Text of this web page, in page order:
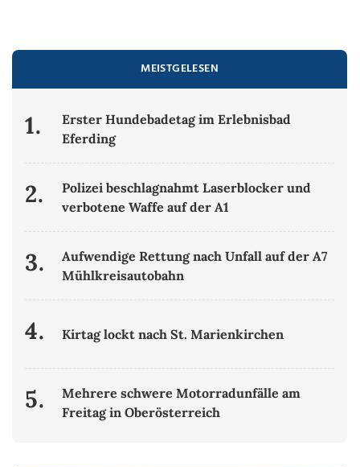
MEISTGELESEN
1.
Erster Hundebadetag im Erlebnisbad
Eferding
2.
Polizei beschlagnahmt Laserblocker und
verbotene Waffe auf der A1
3.
Aufwendige Rettung nach Unfall auf der A7
Mühlkreisautobahn
4. Kirtag lockt nach St. Marienkirchen
5.
Mehrere schwere Motorradunfälle am
Freitag in Oberösterreich